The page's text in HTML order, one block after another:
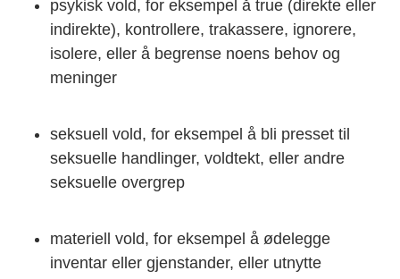
psykisk vold, for eksempel å true (direkte eller
indirekte), kontrollere, trakassere, ignorere,
isolere, eller å begrense noens behov og
meninger
seksuell vold, for eksempel å bli presset til
seksuelle handlinger, voldtekt, eller andre
seksuelle overgrep
materiell vold, for eksempel å ødelegge
inventar eller gjenstander, eller utnytte